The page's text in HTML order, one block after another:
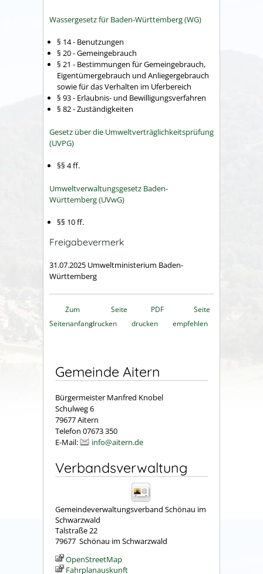
Wassergesetz für Baden-Württemberg (WG)
§ 14 - Benutzungen
§ 20 - Gemeingebrauch
§ 21 - Bestimmungen für Gemeingebrauch,
Eigentümergebrauch und Anliegergebrauch
sowie für das Verhalten im Uferbereich
§ 93 - Erlaubnis- und Bewilligungsverfahren
§ 82 - Zuständigkeiten
Gesetz über die Umweltverträglichkeitsprüfung
(UVPG)
§§ 4 ff.
Umweltverwaltungsgesetz Baden-
Württemberg (UVwG)
§§ 10 ff.
Freigabevermerk
31.07.2025 Umweltministerium Baden-
Württemberg
Zum
Seitenanfang
Seite
drucken
PDF
drucken
Seite
empfehlen
Gemeinde Aitern
Bürgermeister Manfred Knobel
Schulweg 6
79677 Aitern
Telefon 07673 350
E-Mail:
info@aitern.de
Verbandsverwaltung
Gemeindeverwaltungsverband Schönau im
Schwarzwald
Talstraße 22
79677 Schönau im Schwarzwald
OpenStreetMap
Fahrplanauskunft